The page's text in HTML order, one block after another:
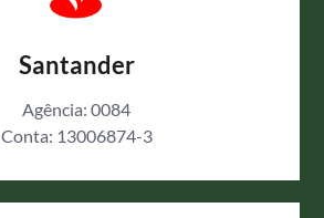
Santander
Agência: 0084
Conta: 13006874-3